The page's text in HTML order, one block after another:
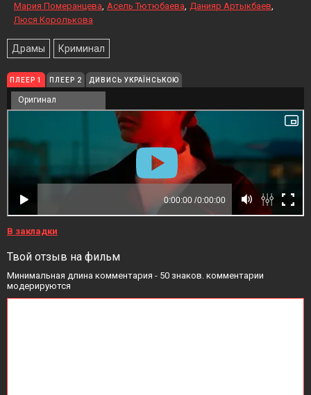
Мария Померанцева Асель Тютюбаева Данияр Артыкбаев
Люся Королькова
Драмы Криминал
ПЛЕЕР 1 ПЛЕЕР 2 ДИВИСЬ УКРАЇНСЬКОЮ
Оригинал
В закладки
Твой отзыв на фильм
Минимальная длина комментария - 50 знаков. комментарии
модерируются